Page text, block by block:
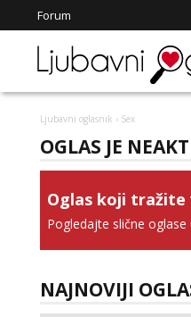
Forum
Ljubavni oglasnik › Sex
OGLAS JE
Oglas koji tražite
Pogledajte slične oglase
NAJNOVIJI